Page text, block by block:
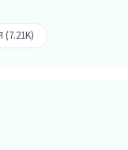
यह role डिलिवरी से
(7.21K)